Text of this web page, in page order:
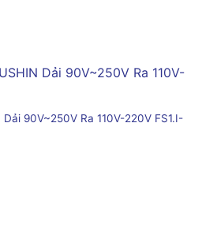
Dải 90V~250V Ra 110V-220V FS1.I-